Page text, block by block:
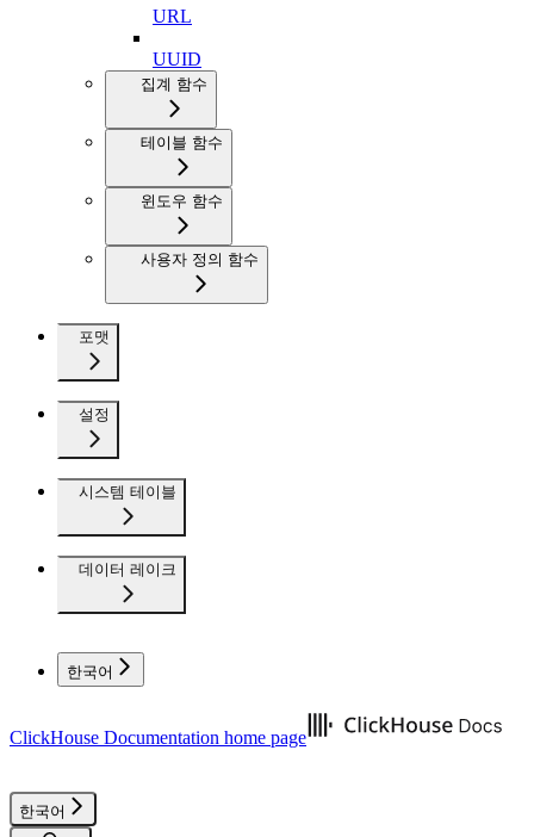
URL
UUID
집계 함수
테이블 함수
윈도우 함수
사용자 정의 함수
포맷
설정
시스템 테이블
데이터 레이크
한국어
ClickHouse Documentation home page
한국어